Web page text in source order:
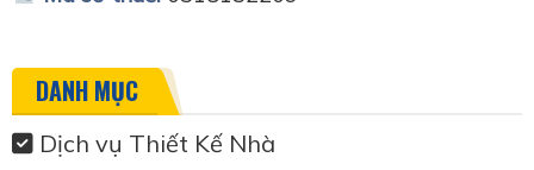
DANH MỤC
Dịch vụ Thiết Kế Nhà